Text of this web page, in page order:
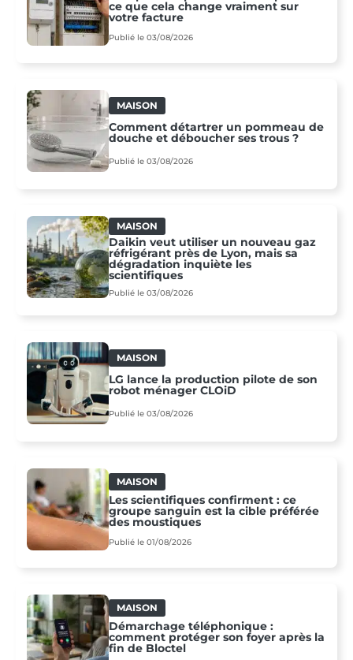
ce que cela change vraiment sur
votre facture
Publié le 03/08/2026
MAISON
Comment détartrer un pommeau de
douche et déboucher ses trous ?
Publié le 03/08/2026
MAISON
Daikin veut utiliser un nouveau gaz
réfrigérant près de Lyon, mais sa
dégradation inquiète les
scientifiques
Publié le 03/08/2026
MAISON
LG lance la production pilote de son
robot ménager CLOiD
Publié le 03/08/2026
MAISON
Les scientifiques confirment : ce
groupe sanguin est la cible préférée
des moustiques
Publié le 01/08/2026
MAISON
Démarchage téléphonique :
comment protéger son foyer après la
fin de Bloctel